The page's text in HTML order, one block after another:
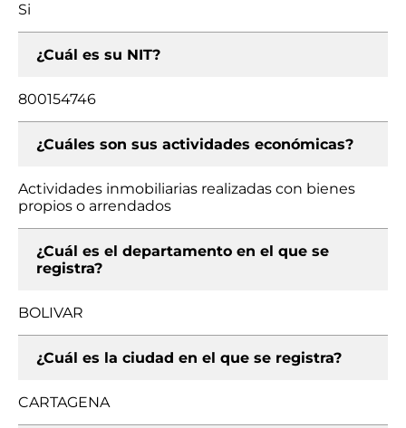
Si
¿Cuál es su NIT?
800154746
¿Cuáles son sus actividades económicas?
Actividades inmobiliarias realizadas con bienes
propios o arrendados
¿Cuál es el departamento en el que se
registra?
BOLIVAR
¿Cuál es la ciudad en el que se registra?
CARTAGENA